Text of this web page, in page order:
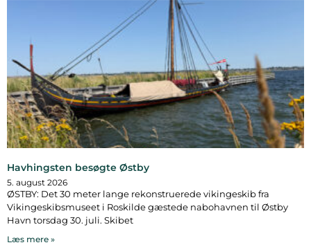
Havhingsten besøgte Østby
5. august 2026
ØSTBY: Det 30 meter lange rekonstruerede vikingeskib fra
Vikingeskibsmuseet i Roskilde gæstede nabohavnen til Østby
Havn torsdag 30. juli. Skibet
Læs mere »